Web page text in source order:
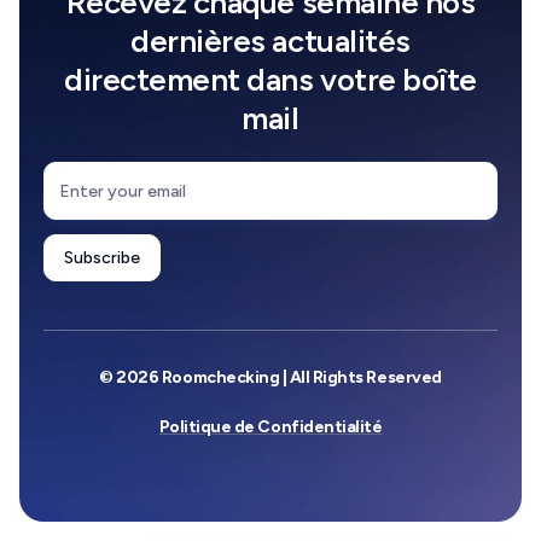
dernières actualités
directement dans votre boîte
mail
© 2026 Roomchecking | All Rights Reserved
Politique de Confidentialité